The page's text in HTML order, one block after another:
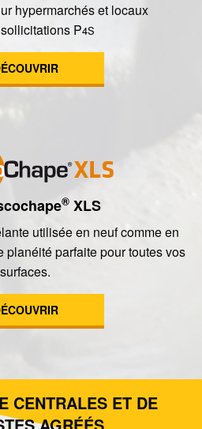
hypermarchés et locaux
P4S
® XLS
utilisée en neuf comme en
planéité parfaite pour toutes vos
surfaces.
CENTRALES ET DE